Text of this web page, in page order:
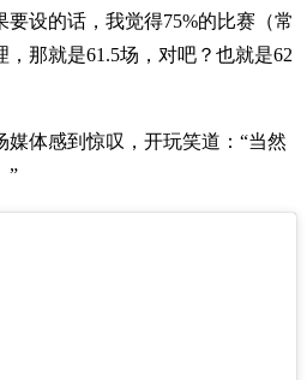
设的话，我觉得75%的比赛（常
那就是61.5场，对吧？也就是62
体感到惊叹，开玩笑道：“当然
”